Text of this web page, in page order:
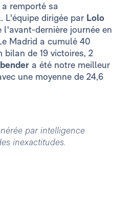
a remporté sa
L'équipe dirigée par Lolo
dernière journée en
Madrid a cumulé 40
bilan de 19 victoires, 2
a été notre meilleur
une moyenne de 24,6
par intelligence
inexactitudes.